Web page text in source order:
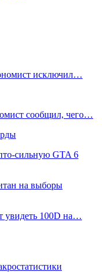
исключил…
сообщил, чего…
сильную GTA 6
на выборы
увидеть 100D на…